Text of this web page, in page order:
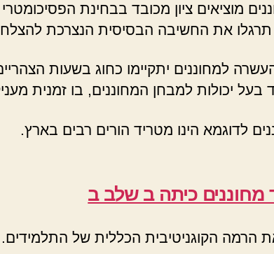
מוציאים ציון מכובד בבחינת
את החשיבה הבסיסית הנצרכת
למחוננים יתקיימו כחוג בשעות
בעל יכולות למבחן המחוננים, בו זמנית
לדוגמא הינו מטריד הורים רבים בארץ.
מחוננים כיתה ב שלב ב
הרמה הקוגניטיבית הכללית של